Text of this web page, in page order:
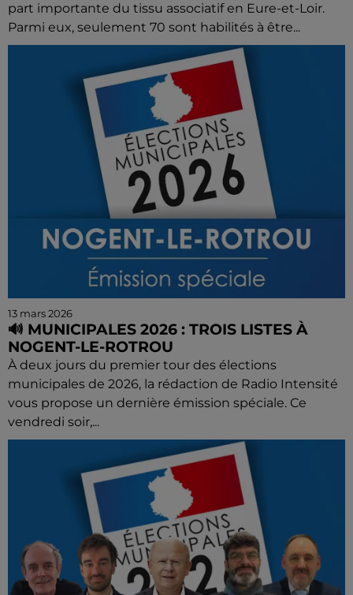
part importante du tissu associatif en Eure-et-Loir.
Parmi eux, seulement 70 sont habilités à être...
13 mars 2026
🔊 MUNICIPALES 2026 : TROIS LISTES À
NOGENT-LE-ROTROU
À deux jours du premier tour des élections
municipales de 2026, la rédaction de Radio Intensité
vous propose un dernière émission spéciale. Ce
vendredi soir,...